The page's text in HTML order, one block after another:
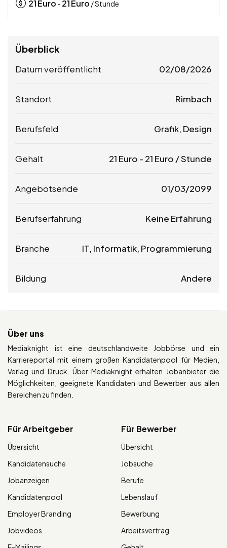
21Euro - 21Euro / Stunde
Überblick
Datum veröffentlicht 02/08/2026
Standort Rimbach
Berufsfeld Grafik, Design
Gehalt 21 Euro - 21 Euro / Stunde
Angebotsende 01/03/2099
Berufserfahrung Keine Erfahrung
Branche IT, Informatik, Programmierung
Bildung Andere
Über uns
Mediaknight ist eine deutschlandweite Jobbörse und ein
Karriereportal mit einem großen Kandidatenpool für Medien,
Verlag und Druck. Über Mediaknight erhalten Jobanbieter die
Möglichkeiten, geeignete Kandidaten und Bewerber aus allen
Bereichen zu finden.
Für Arbeitgeber
Übersicht
Kandidatensuche
Jobanzeigen
Kandidatenpool
Employer Branding
Jobvideos
Für Bewerber
Übersicht
Jobsuche
Berufe
Lebenslauf
Bewerbung
Arbeitsvertrag